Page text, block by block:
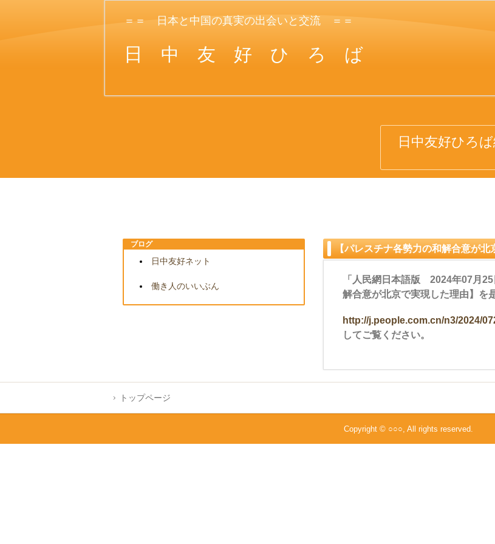
＝＝ 日本と中国の真実の出会いと交流 ＝＝
日 中 友 好 ひ ろ ば
日中友好ひろ
〒557-0011大阪
【パレスチナ各勢力の和解合意が北
「人民網日本語版 2024年07月
解合意が北京で実現した理由】を
http://j.people.com.cn/n3/2024/
してご覧ください。
ブログ
日中友好ネット
働き人のいいぶん
トップページ
Copyright © ○○○, All rights reserved.